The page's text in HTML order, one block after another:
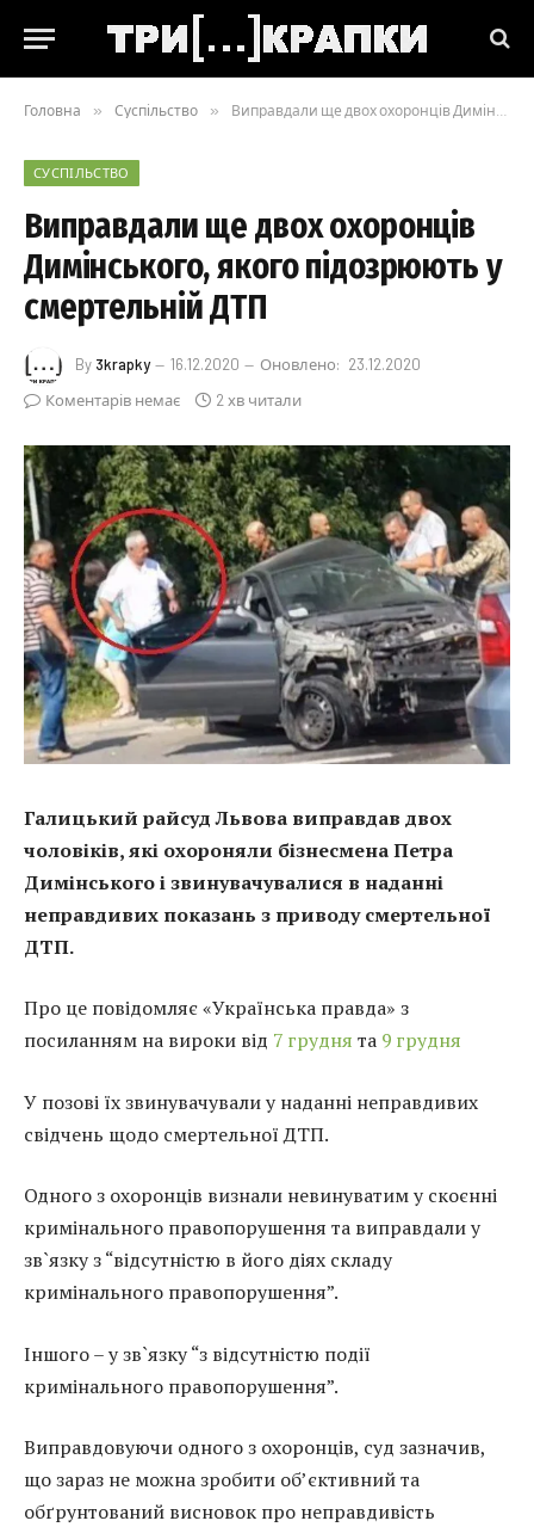
Головна » Суспільство » Виправдали ще двох охоронців Димінського, якого підозрюють у смертельній ДТП
СУСПІЛЬСТВО
Виправдали ще двох охоронців
Димінського, якого підозрюють у
смертельній ДТП
By 3krapky 16.12.2020 Оновлено: 23.12.2020
Коментарів немає
2 хв читали
Галицький райсуд Львова виправдав двох
чоловіків, які охороняли бізнесмена Петра
Димінського і звинувачувалися в наданні
неправдивих показань з приводу смертельної
ДТП.
Про це повідомляє «Українська правда» з
посиланням на вироки від 7 грудня та 9 грудня
У позові їх звинувачували у наданні неправдивих
свідчень щодо смертельної ДТП.
Одного з охоронців визнали невинуватим у скоєнні
кримінального правопорушення та виправдали у
зв`язку з “відсутністю в його діях складу
кримінального правопорушення”.
Іншого – у зв`язку “з відсутністю події
кримінального правопорушення”.
Виправдовуючи одного з охоронців, суд зазначив,
що зараз не можна зробити об’єктивний та
обґрунтований висновок про неправдивість